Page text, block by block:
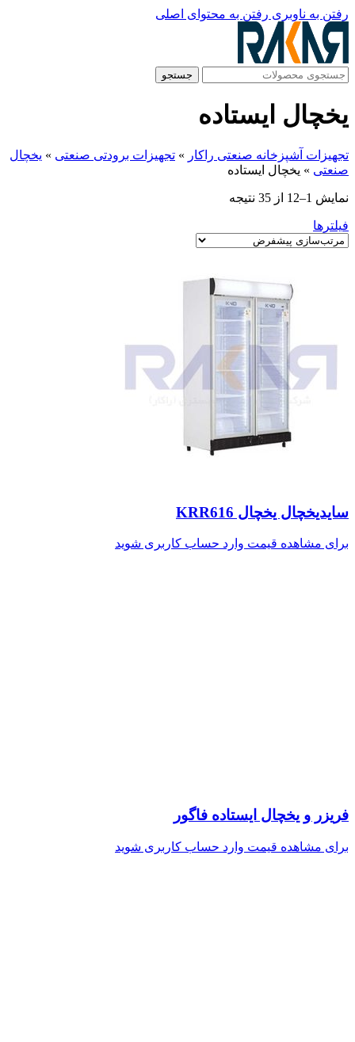
رفتن به ناوبری رفتن به محتوای اصلی
جستجو
یخچال ایستاده
تجهیزات آشپزخانه صنعتی راکار » تجهیزات برودتی صنعتی » یخچال
صنعتی » یخچال ایستاده
نمایش 1–12 از 35 نتیجه
فیلترها
سایدیخچال یخچال KRR616
برای مشاهده قیمت وارد حساب کاربری شوید
فریزر و یخچال ایستاده فاگور
برای مشاهده قیمت وارد حساب کاربری شوید